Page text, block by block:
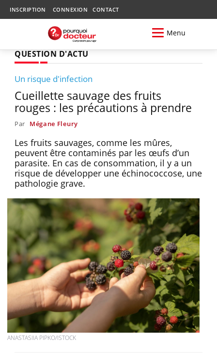
INSCRIPTION CONNEXION CONTACT
Menu
QUESTION D'ACTU
Un risque d'infection
Cueillette sauvage des fruits
rouges : les précautions à prendre
Par Mégane Fleury
Les fruits sauvages, comme les mûres,
peuvent être contaminés par les œufs d’un
parasite. En cas de consommation, il y a un
risque de développer une échinococcose, une
pathologie grave.
ANASTASIIA PIPKO/ISTOCK